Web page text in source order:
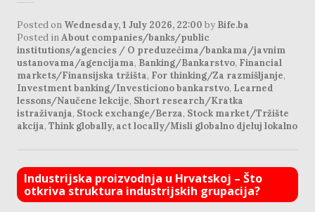
Posted on Wednesday, 1 July 2026, 22:00 by Bife.ba
Posted inAbout companies/banks/public
institutions/agencies / O preduzećima/bankama/javnim
ustanovama/agencijama, Banking/Bankarstvo, Financial
markets/Finansijska tržišta, For thinking/Za razmišljanje,
Investment banking/Investiciono bankarstvo, Learned
lessons/Naučene lekcije, Short research/Kratka
istraživanja, Stock exchange/Berza, Stock market/Tržište
akcija, Think globally, act locally/Misli globalno djeluj lokalno
Industrijska proizvodnja u Hrvatskoj – Što
otkriva struktura industrijskih grupacija?